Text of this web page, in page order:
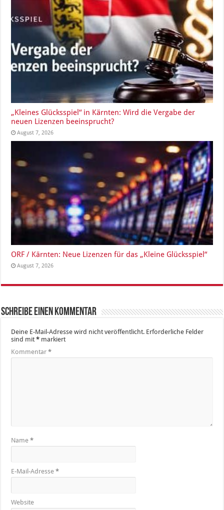
„Kleines Glücksspiel“ in Kärnten: Wird die Vergabe der
neuen Lizenzen beeinsprucht?
August 7, 2026
ORF / Kärnten: Neue Lizenzen für das „Kleine Glücksspiel“
August 7, 2026
Schreibe einen Kommentar
Deine E-Mail-Adresse wird nicht veröffentlicht. Erforderliche Felder
sind mit* markiert
Kommentar*
Name*
E-Mail-Adresse*
Website